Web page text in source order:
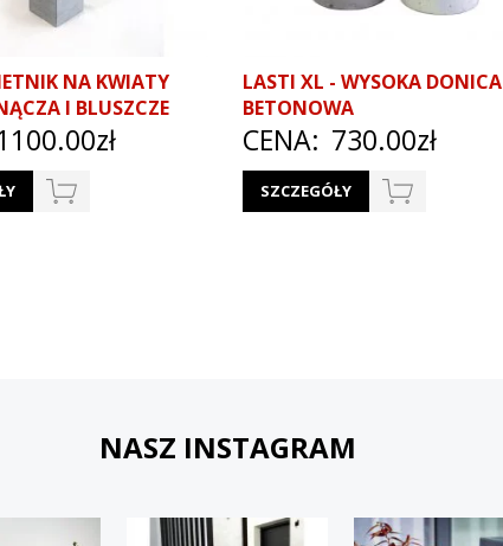
NA KWIATY
I BLUSZCZE
LASTI XL - WYSOKA DONICA
BETONOWA
CENA: 730.00zł
SZCZEGÓŁY
NASZ INSTAGRAM